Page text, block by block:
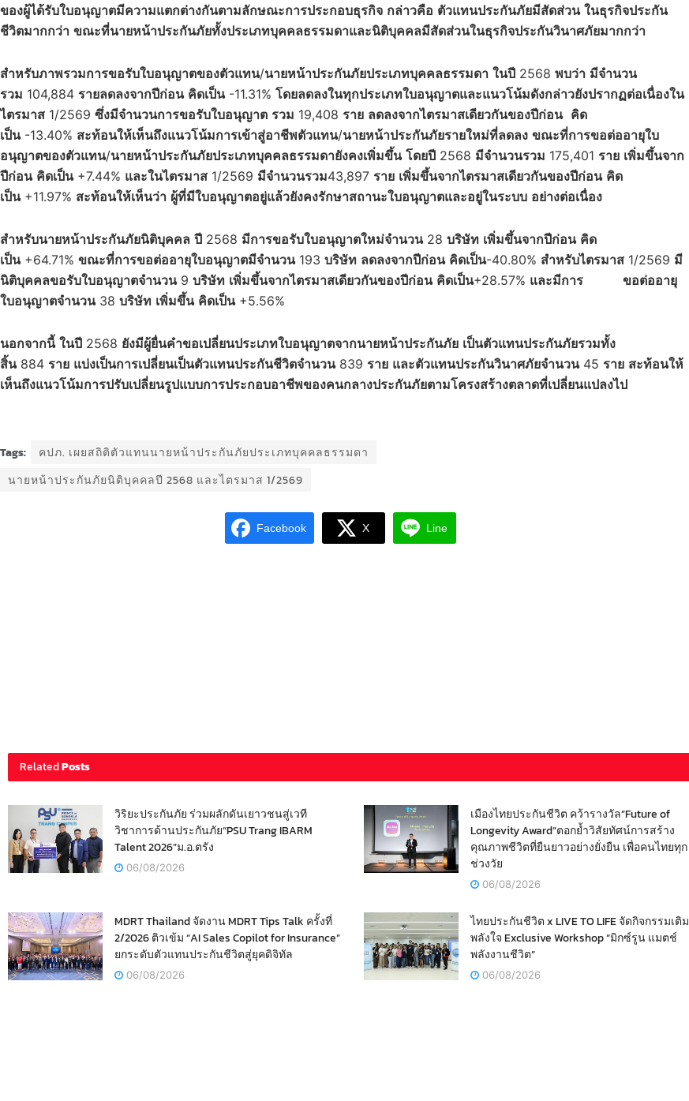
ของผู้ได้รับใบอนุญาตมีความแตกต่างกันตามลักษณะการประกอบธุรกิจ กล่าวคือ ตัวแทนประกันภัยมีสัดส่วน ในธุรกิจประกัน
ชีวิตมากกว่า ขณะที่นายหน้าประกันภัยทั้งประเภทบุคคลธรรมดาและนิติบุคคลมีสัดส่วนในธุรกิจประกันวินาศภัยมากกว่า
สำหรับภาพรวมการขอรับใบอนุญาตของตัวแทน/นายหน้าประกันภัยประเภทบุคคลธรรมดา ในปี 2568 พบว่า มีจำนวน
รวม 104,884 รายลดลงจากปีก่อน คิดเป็น-11.31% โดยลดลงในทุกประเภทใบอนุญาตและแนวโน้มดังกล่าวยังปรากฏต่อเนื่องใน
ไตรมาส 1/2569 ซึ่งมีจำนวนการขอรับใบอนุญาต รวม 19,408 ราย ลดลงจากไตรมาสเดียวกันของปีก่อน คิด
เป็น-13.40% สะท้อนให้เห็นถึงแนวโน้มการเข้าสู่อาชีพตัวแทน/นายหน้าประกันภัยรายใหม่ที่ลดลง ขณะที่การขอต่ออายุใบ
อนุญาตของตัวแทน/นายหน้าประกันภัยประเภทบุคคลธรรมดายังคงเพิ่มขึ้น โดยปี 2568 มีจำนวนรวม 175,401 ราย เพิ่มขึ้นจาก
ปีก่อน คิดเป็น+7.44% และในไตรมาส 1/2569 มีจำนวนรวม43,897 ราย เพิ่มขึ้นจากไตรมาสเดียวกันของปีก่อน คิด
เป็น+11.97% สะท้อนให้เห็นว่า ผู้ที่มีใบอนุญาตอยู่แล้วยังคงรักษาสถานะใบอนุญาตและอยู่ในระบบ อย่างต่อเนื่อง
สำหรับนายหน้าประกันภัยนิติบุคคล ปี 2568 มีการขอรับใบอนุญาตใหม่จำนวน28 บริษัท เพิ่มขึ้นจากปีก่อน คิด
เป็น+64.71% ขณะที่การขอต่ออายุใบอนุญาตมีจำนวน193 บริษัท ลดลงจากปีก่อน คิดเป็น-40.80% สำหรับไตรมาส 1/2569 มี
นิติบุคคลขอรับใบอนุญาตจำนวน9 บริษัท เพิ่มขึ้นจากไตรมาสเดียวกันของปีก่อน คิดเป็น+28.57% และมีการ
ขอต่ออายุ
ใบอนุญาตจำนวน38 บริษัท เพิ่มขึ้น คิดเป็น+5.56%
นอกจากนี้ ในปี 2568 ยังมีผู้ยื่นคำขอเปลี่ยนประเภทใบอนุญาตจากนายหน้าประกันภัย เป็นตัวแทนประกันภัยรวมทั้ง
สิ้น884 ราย แบ่งเป็นการเปลี่ยนเป็นตัวแทนประกันชีวิตจำนวน839 ราย และตัวแทนประกันวินาศภัยจำนวน45 ราย สะท้อนให้
เห็นถึงแนวโน้มการปรับเปลี่ยนรูปแบบการประกอบอาชีพของคนกลางประกันภัยตามโครงสร้างตลาดที่เปลี่ยนแปลงไป
Tags:
คปภ. เผยสถิติตัวแทนนายหน้าประกันภัยประเภทบุคคลธรรมดา
นายหน้าประกันภัยนิติบุคคลปี 2568 และไตรมาส 1/2569
Facebook X Line
RelatedPosts
วิริยะประกันภัย ร่วมผลักดันเยาวชนสู่เวที
วิชาการด้านประกันภัย“PSU Trang IBARM
Talent 2026”ม.อ.ตรัง
06/08/2026
เมืองไทยประกันชีวิต คว้ารางวัล“Future of
Longevity Award”ตอกย้ำวิสัยทัศน์การสร้าง
คุณภาพชีวิตที่ยืนยาวอย่างยั่งยืน เพื่อคนไทยทุก
ช่วงวัย
06/08/2026
MDRT Thailand จัดงาน MDRT Tips Talk ครั้งที่
2/2026 ติวเข้ม “AI Sales Copilot for Insurance”
ยกระดับตัวแทนประกันชีวิตสู่ยุคดิจิทัล
06/08/2026
ไทยประกันชีวิต x LIVE TO LIFE จัดกิจกรรมเติม
พลังใจ Exclusive Workshop “มิกซ์รูน แมตช์
พลังงานชีวิต”
06/08/2026